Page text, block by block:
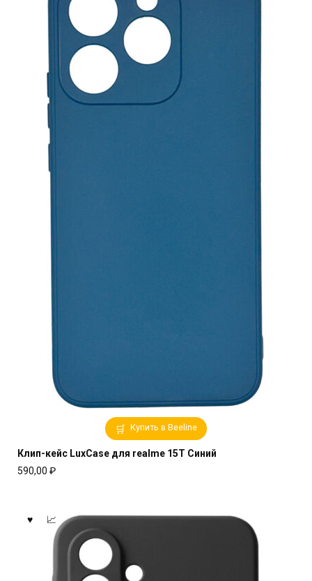
Купить в Beeline
Клип-кейс LuxCase для realme 15T Синий
590,00 ₽